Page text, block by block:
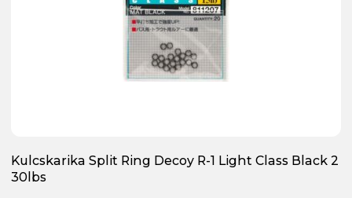
Kulcskarika Split Ring Decoy R-1 Light Class Black 2
30lbs